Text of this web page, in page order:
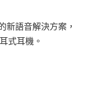
新語音解決方案，
式耳機。